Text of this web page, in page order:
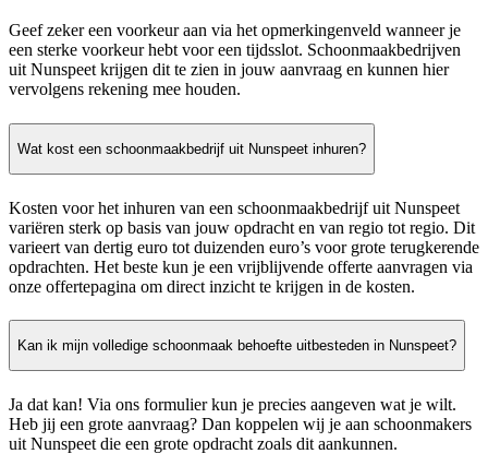
Geef zeker een voorkeur aan via het opmerkingenveld wanneer je
een sterke voorkeur hebt voor een tijdsslot. Schoonmaakbedrijven
uit Nunspeet krijgen dit te zien in jouw aanvraag en kunnen hier
vervolgens rekening mee houden.
Wat kost een schoonmaakbedrijf uit Nunspeet inhuren?
Kosten voor het inhuren van een schoonmaakbedrijf uit Nunspeet
variëren sterk op basis van jouw opdracht en van regio tot regio. Dit
varieert van dertig euro tot duizenden euro’s voor grote terugkerende
opdrachten. Het beste kun je een vrijblijvende offerte aanvragen via
onze offertepagina om direct inzicht te krijgen in de kosten.
Kan ik mijn volledige schoonmaak behoefte uitbesteden in Nunspeet?
Ja dat kan! Via ons formulier kun je precies aangeven wat je wilt.
Heb jij een grote aanvraag? Dan koppelen wij je aan schoonmakers
uit Nunspeet die een grote opdracht zoals dit aankunnen.